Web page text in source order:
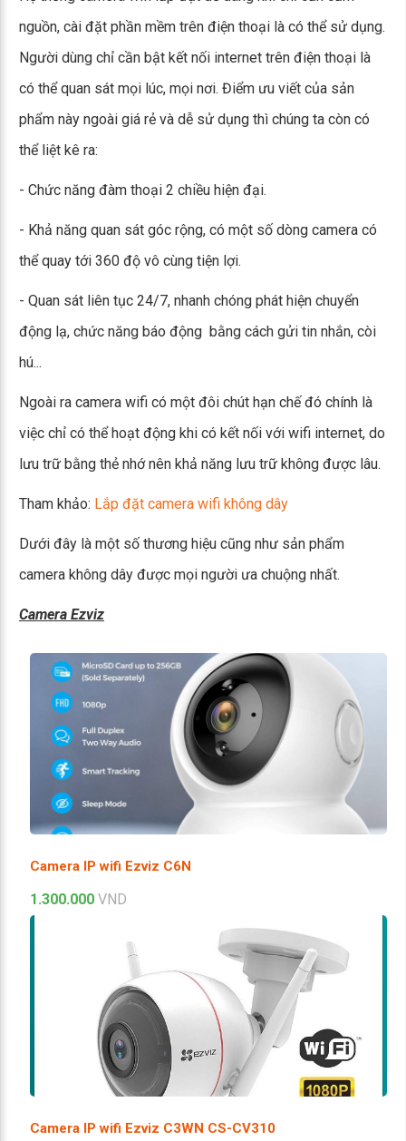
nguồn, cài đặt phần mềm trên điện thoại là có thể sử dụng.
Người dùng chỉ cần bật kết nối internet trên điện thoại là
có thể quan sát mọi lúc, mọi nơi. Điểm ưu viết của sản
phẩm này ngoài giá rẻ và dễ sử dụng thì chúng ta còn có
thể liệt kê ra:
- Chức năng đàm thoại 2 chiều hiện đại.
- Khả năng quan sát góc rộng, có một số dòng camera có
thể quay tới 360 độ vô cùng tiện lợi.
- Quan sát liên tục 24/7, nhanh chóng phát hiện chuyển
động lạ, chức năng báo động bằng cách gửi tin nhắn, còi
hú...
Ngoài ra camera wifi có một đôi chút hạn chế đó chính là
việc chỉ có thể hoạt động khi có kết nối với wifi internet, do
lưu trữ bằng thẻ nhớ nên khả năng lưu trữ không được lâu.
Tham khảo: Lắp đặt camera wifi không dây
Dưới đây là một số thương hiệu cũng như sản phẩm
camera không dây được mọi người ưa chuộng nhất.
Camera Ezviz
Camera IP wifi Ezviz C6N
1.300.000 VND
Camera IP wifi Ezviz C3WN CS-CV310